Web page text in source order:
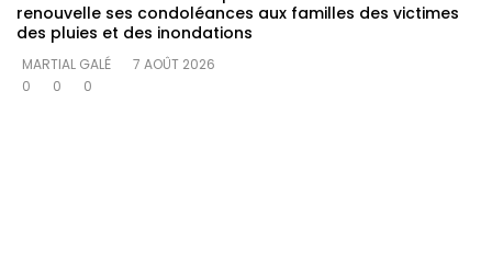
renouvelle ses condoléances aux familles des victimes
des pluies et des inondations
MARTIAL GALÉ
7 AOÛT 2026
0
0 0